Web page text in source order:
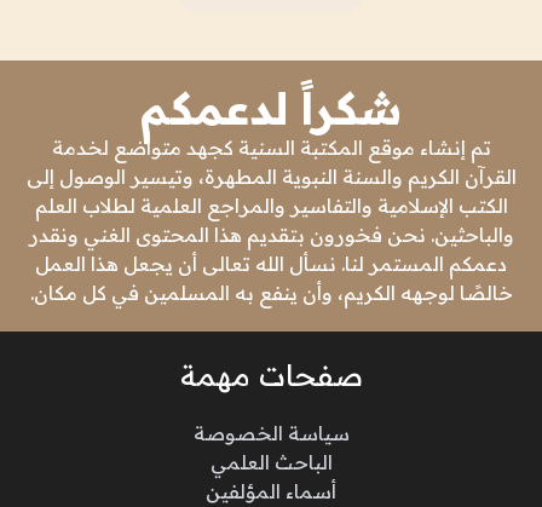
شكراً لدعمكم
تم إنشاء موقع المكتبة السنية كجهد متواضع لخدمة
القرآن الكريم والسنة النبوية المطهرة، وتيسير الوصول إلى
الكتب الإسلامية والتفاسير والمراجع العلمية لطلاب العلم
والباحثين. نحن فخورون بتقديم هذا المحتوى الغني ونقدر
دعمكم المستمر لنا. نسأل الله تعالى أن يجعل هذا العمل
خالصًا لوجهه الكريم، وأن ينفع به المسلمين في كل مكان.
صفحات مهمة
سياسة الخصوصة
الباحث العلمي
أسماء المؤلفين